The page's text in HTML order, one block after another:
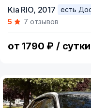
of
Kia RIO, 2017
есть
5
7 отзывов
от 1790 ₽ / сутки